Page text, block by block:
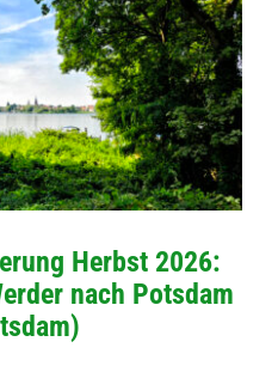
Herbst 2026:
nach Pots­dam